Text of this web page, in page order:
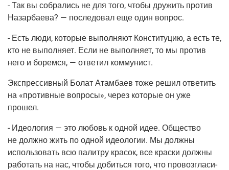
- Так вы собра­лись не для того, что­бы дру­жить про­тив
Назар­ба­е­ва? — после­до­вал еще один вопрос.
- Есть люди, кото­рые выпол­ня­ют Кон­сти­ту­цию, а есть те,
кто не выпол­ня­ет. Если не выпол­ня­ет, то мы про­тив
него и борем­ся, — отве­тил коммунист.
Экс­прес­сив­ный Болат Атам­ба­ев тоже решил отве­тить
на «про­тив­ные вопро­сы», через кото­рые он уже
прошел.
- Идео­ло­гия — это любовь к одной идее. Обще­ство
не долж­но жить по одной идео­ло­гии. Мы долж­ны
исполь­зо­вать всю палит­ру кра­сок, все крас­ки долж­ны
рабо­тать на нас, что­бы добить­ся того, что про­воз­гла­си­